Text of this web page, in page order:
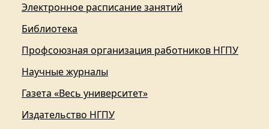
Электронное расписание занятий
Библиотека
Профсоюзная организация работников НГПУ
Научные журналы
Газета «Весь университет»
Издательство НГПУ